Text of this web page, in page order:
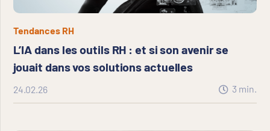
Tendances RH
L’IA dans les outils RH : et si son avenir se
jouait dans vos solutions actuelles
24.02.26 3 min.